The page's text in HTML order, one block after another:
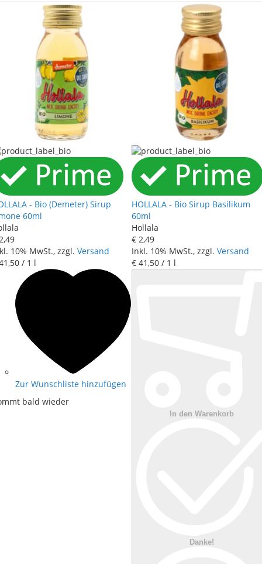
- Bio (Demeter) Sirup
60ml
,49
10% MwSt., zzgl. Versand
,50 / 1 l
Zur Wunschliste hinzufügen
bald wieder
HOLLALA - Bio Sirup Basilikum
60ml
Hollala
€ 2,49
Inkl. 10% MwSt., zzgl. Versand
€ 41 ,50 / 1 l
In den Warenkorb
Danke!